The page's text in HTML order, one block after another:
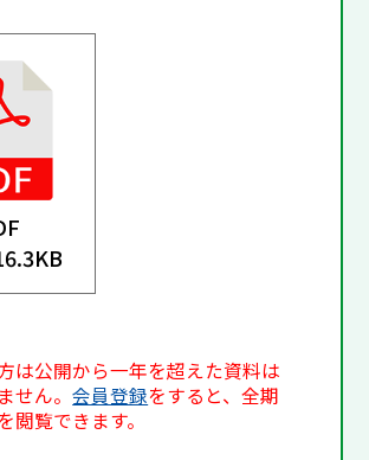
は公開から一年を超えた資料は
せん。会員登録をすると、全期
閲覧できます。